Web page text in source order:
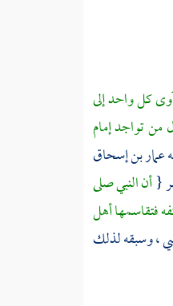
كل واحد إلى
من تواجد إمام
عمار بن إسحاق
{أن النبي صلى
فتقاسمها أهل
، وسبقه لذلك